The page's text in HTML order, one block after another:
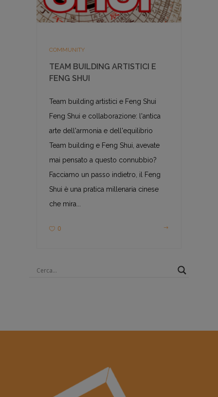
COMMUNITY
TEAM BUILDING ARTISTICI E
FENG SHUI
Team building artistici e Feng Shui
Feng Shui e collaborazione: l'antica
arte dell'armonia e dell'equilibrio
Team building e Feng Shui, avevate
mai pensato a questo connubbio?
Facciamo un passo indietro, il Feng
Shui è una pratica millenaria cinese
che mira...
0